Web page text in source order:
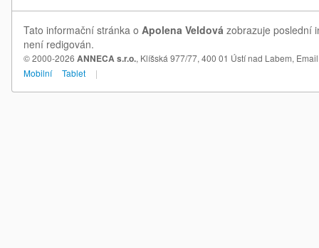
Tato informační stránka o Apolena Veldová zobrazuje poslední
není redigován.
© 2000-2026 ANNECA s.r.o., Klíšská 977/77, 400 01 Ústí nad Labem,
Mobilní
Tablet |